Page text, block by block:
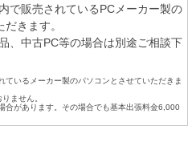
で販売されているPCメーカー製の
きます。
、中古PC等の場合は別途ご相談下
いるメーカー製のパソコンとさせていただきま
ません。
があります。その場合でも基本出張料金6,000